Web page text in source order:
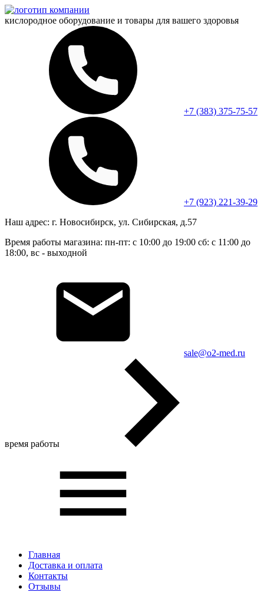
кислородное оборудование и товары для вашего здоровья
+7 (383) 375-75-57
+7 (923) 221-39-29
Наш адрес: г. Новосибирск, ул. Сибирская, д.57
Время работы магазина: пн-пт: с 10:00 до 19:00 сб: с 11:00 до
18:00, вс - выходной
sale@o2-med.ru
время работы
Главная
Доставка и оплата
Контакты
Отзывы